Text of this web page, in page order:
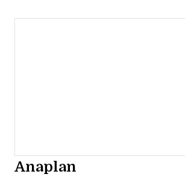
Anaplan